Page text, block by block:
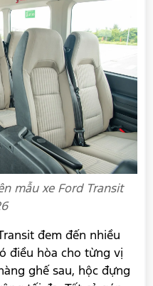
mẫu xe Ford Transit
đem đến nhiều
điều hòa cho từng vị
ghế sau, hộc đựng